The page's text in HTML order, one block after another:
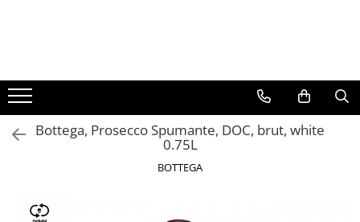
BERE
CAFEA
DEODORANTE
PARFUMURI
Bottega, Prosecco Spumante, DOC, brut, white
0.75L
BOTTEGA